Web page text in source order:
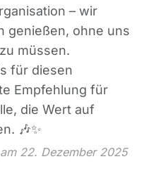
– wir
genießen, ohne uns
müssen.
für diesen
Empfehlung für
die Wert auf
🎶✨
22. Dezember 2025